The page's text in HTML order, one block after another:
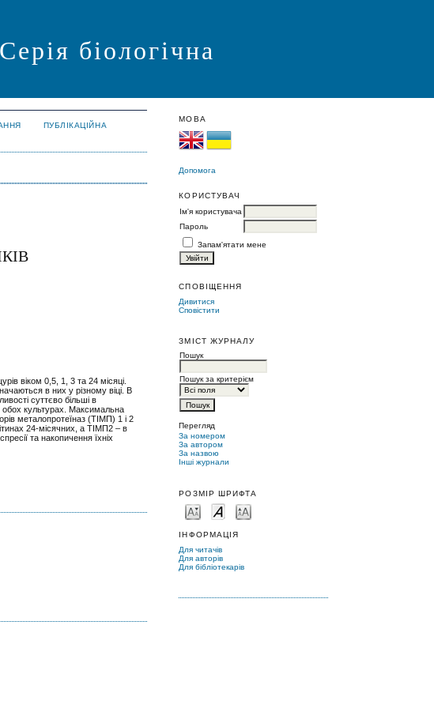
біологічна
МОВА
Допомога
КОРИСТУВАЧ
Ім'я користувача
Пароль
Запам'ятати мене
СПОВІЩЕННЯ
Дивитися
Сповістити
ЗМІСТ ЖУРНАЛУ
Пошук
Пошук за критерієм
Перегляд
За номером
За автором
За назвою
Інші журнали
РОЗМІР ШРИФТА
ІНФОРМАЦІЯ
Для читачів
Для авторів
Для бібліотекарів
ПУБЛІКАЦІЙНА
віком 0,5, 1, 3 та 24 місяці.
в них у різному віці. В
суттєво більші в
обох культурах. Максимальна
металопротеїназ (ТІМП) 1 і 2
24-місячних, а ТІМП2 – в
та накопичення їхніх